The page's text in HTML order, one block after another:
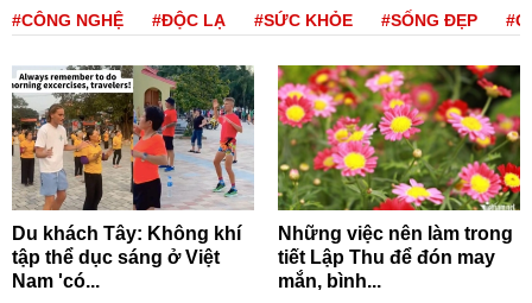
#CÔNG NGHỆ #ĐỘC LẠ #SỨC KHỎE #SỐNG ĐẸP
Du khách Tây: Không khí
tập thể dục sáng ở Việt
Nam 'có...
Những việc nên làm trong
tiết Lập Thu để đón may
mắn, bình...